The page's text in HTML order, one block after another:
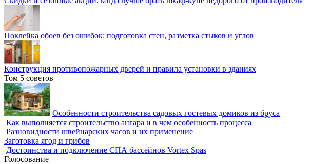
Поклейка обоев без ошибок: подготовка стен, разметка стыков и углов
Конструкция противопожарных дверей и правила установки в зданиях
Том 5 советов
Особенности строительства садовых гостевых домиков из бруса
Как выполняется строительство ангара и в чем особенность процесса
Разновидности швейцарских часов и их применение
Заготовка ягод и грибов
Достоинства и подключение СПА бассейнов Vortex Spas
Голосование